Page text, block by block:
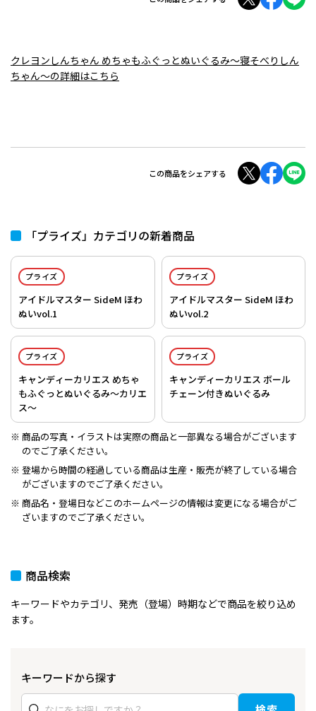
クレヨンしんちゃん めちゃもふぐっとぬいぐるみ～寝そべりしん
ちゃん～の詳細はこちら
この商品をシェアする
「プライズ」カテゴリの新着商品
プライズ
アイドルマスター SideM ほわ
ぬいvol.1
プライズ
アイドルマスター SideM ほわ
ぬいvol.2
プライズ
キャンディーカリエス めちゃ
もふぐっとぬいぐるみ～カリエ
ス～
プライズ
キャンディーカリエス ボール
チェーン付きぬいぐるみ
商品の写真・イラストは実際の商品と一部異なる場合がございます
のでご了承ください。
登場から時間の経過している商品は生産・販売が終了している場合
がございますのでご了承ください。
商品名・登場日などこのホームページの情報は変更になる場合がご
ざいますのでご了承ください。
商品検索
キーワードやカテゴリ、発売（登場）時期などで商品を絞り込め
ます。
キーワードから探す